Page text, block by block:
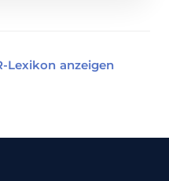
ist somit ein
Lexikon anzeigen